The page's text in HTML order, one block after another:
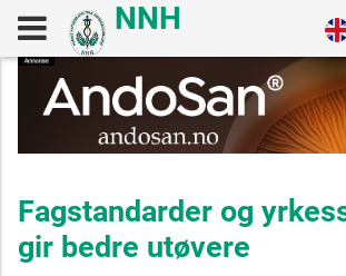
Fagstandarder og
gir bedre utøvere